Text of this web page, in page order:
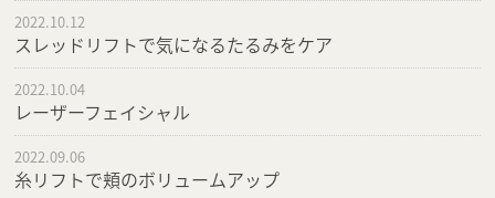
スレッドリフトで気になるたるみをケア
2022.10.12
レーザーフェイシャル
2022.10.04
糸リフトで頬のボリュームアップ
2022.09.06